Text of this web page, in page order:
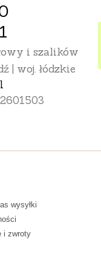
i szalików
| woj. łódzkie
wysyłki
i zwroty